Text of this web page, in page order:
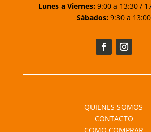
Lunes a Viernes: 9:00 a 13:30 /
Sábados:9:30 a 13:00
QUIENES SOMOS
CONTACTO